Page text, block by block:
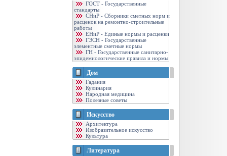
ГОСТ - Государственные
стандарты
CНиР - Сборники сметных норм и
расценок на ремонтно-строительные
работы
ЕНиР - Единые нормы и расценки
ГЭСН - Государственные
элементные сметные нормы
ГН - Государственные санитарно-
эпидемиологические правила и нормы
Дом
Гадания
Кулинария
Народная медицина
Полезные советы
Искусство
Архитектура
Изобразительное искусство
Культура
Литература